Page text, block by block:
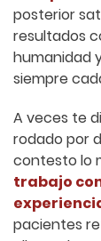
posterior
resultados
humanidad
siempre
A veces te
rodado por
contesto lo
trabajo
pacientes